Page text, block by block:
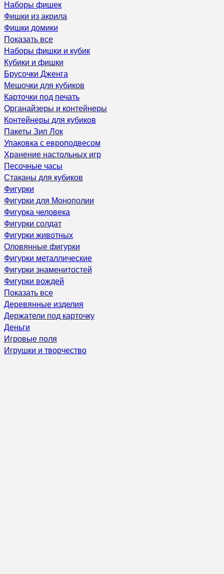
Наборы фишек
Фишки из акрила
Фишки домики
Показать все
Наборы фишки и кубик
Кубики и фишки
Брусочки Дженга
Мешочки для кубиков
Карточки под печать
Органайзеры и контейнеры
Контейнеры для кубиков
Пакеты Зип Лок
Упаковка с европодвесом
Хранение настольных игр
Песочные часы
Стаканы для кубиков
Фигурки
Фигурки для Монополии
Фигурка человека
Фигурки солдат
Фигурки животных
Оловянные фигурки
Фигурки металлические
Фигурки знаменитостей
Фигурки вождей
Показать все
Деревянные изделия
Держатели под карточку
Деньги
Игровые поля
Игрушки и творчество